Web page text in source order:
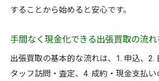
することから始めると安心です。
手間なく現金化できる出張買取の流
出張買取の基本的な流れは、1. 申込、2.
タッフ訪問・査定、4. 成約・現金支払